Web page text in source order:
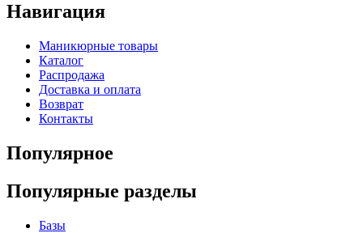
Навигация
Маникюрные товары
Каталог
Распродажа
Доставка и оплата
Возврат
Контакты
Популярное
Популярные разделы
Базы